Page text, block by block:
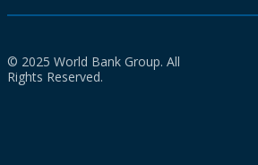
© 2025 World Bank Group. All
Rights Reserved.